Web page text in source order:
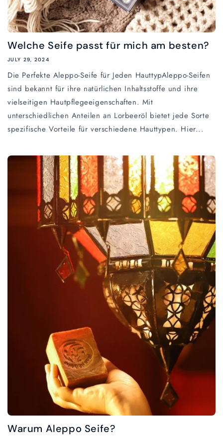
Welche Seife passt für mich am besten?
JULY 29, 2024
Die Perfekte Aleppo-Seife für Jeden HauttypAleppo-Seifen
sind bekannt für ihre natürlichen Inhaltsstoffe und ihre
vielseitigen Hautpflegeeigenschaften. Mit
unterschiedlichen Anteilen an Lorbeeröl bietet jede Sorte
spezifische Vorteile für verschiedene Hauttypen. Hier...
Warum Aleppo Seife?